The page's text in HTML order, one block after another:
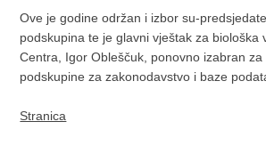
Ove je godine održan i izbor su-
podskupina te je glavni vještak za biološka
Centra, Igor Obleščuk, ponovno izabran
podskupine za zakonodavstvo i baze
Stranica